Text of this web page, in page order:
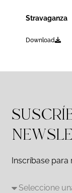
Stravaganza
Download
Inscríbase